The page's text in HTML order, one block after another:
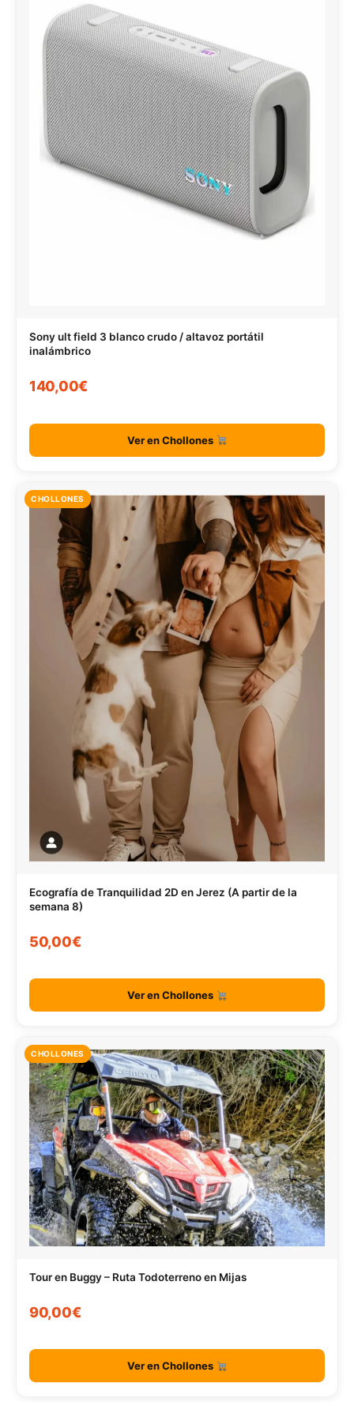
Sony ult field 3 blanco crudo / altavoz portátil
inalámbrico
140,00€
Ver en Chollones
CHOLLONES
Ecografía de Tranquilidad 2D en Jerez (A partir de la
semana 8)
50,00€
Ver en Chollones
CHOLLONES
Tour en Buggy – Ruta Todoterreno en Mijas
90,00€
Ver en Chollones